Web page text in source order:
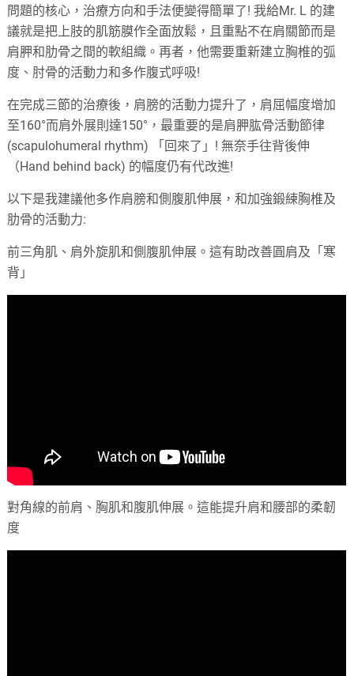
問題的核心，治療方向和手法便變得簡單了! 我給Mr. L 的建
議就是把上肢的肌筋膜作全面放鬆，且重點不在肩關節而是
肩胛和肋骨之間的軟組織。再者，他需要重新建立胸椎的弧
度、肘骨的活動力和多作腹式呼吸!
在完成三節的治療後，肩膀的活動力提升了，肩屈幅度增加
至160°而肩外展則達150°，最重要的是肩胛肱骨活動節律
(scapulohumeral rhythm) 「回來了」! 無奈手往背後伸
（Hand behind back) 的幅度仍有代改進!
以下是我建議他多作肩膀和側腹肌伸展，和加強鍛練胸椎及
肋骨的活動力:
前三角肌、肩外旋肌和側腹肌伸展。這有助改善圓肩及「寒
背」
對角線的前肩、胸肌和腹肌伸展。這能提升肩和腰部的柔韌
度